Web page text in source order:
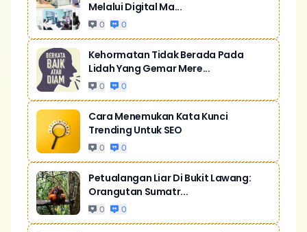
Melalui Digital Ma...
0 0
Kehormatan Tidak Berada Pada
Lidah Yang Gemar Mere...
0 0
Cara Menemukan Kata Kunci
Trending Untuk SEO
0 0
Petualangan Liar Di Bukit Lawang:
Orangutan Sumatr...
0 0